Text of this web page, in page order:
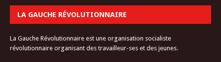
LA GAUCHE RÉVOLUTIONNAIRE
La Gauche Révolutionnaire est une organisation socialiste
révolutionnaire organisant des travailleur-ses et des jeunes.